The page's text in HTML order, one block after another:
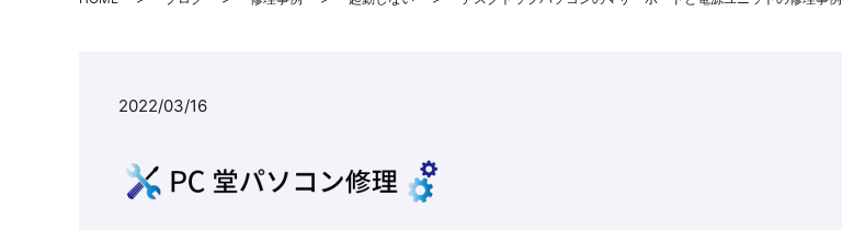
2022/03/16